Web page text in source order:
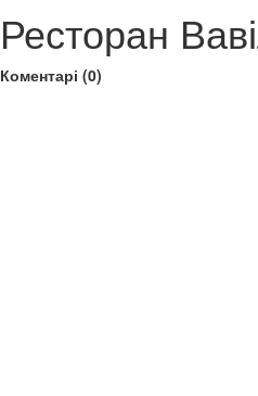
Ресторан
Коментарі (0)